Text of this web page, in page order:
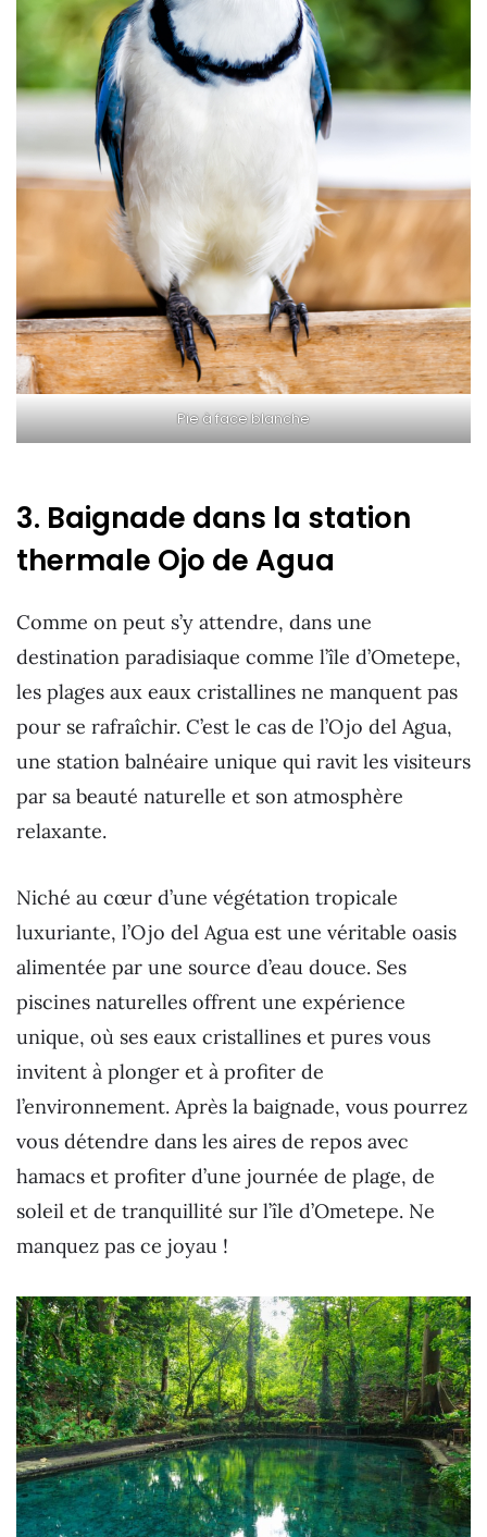
Pie à face blanche
3. Baignade dans la station
thermale Ojo de Agua
Comme on peut s’y attendre, dans une
destination paradisiaque comme l’île d’Ometepe,
les plages aux eaux cristallines ne manquent pas
pour se rafraîchir. C’est le cas de l’Ojo del Agua,
une station balnéaire unique qui ravit les visiteurs
par sa beauté naturelle et son atmosphère
relaxante.
Niché au cœur d’une végétation tropicale
luxuriante, l’Ojo del Agua est une véritable oasis
alimentée par une source d’eau douce. Ses
piscines naturelles offrent une expérience
unique, où ses eaux cristallines et pures vous
invitent à plonger et à profiter de
l’environnement. Après la baignade, vous pourrez
vous détendre dans les aires de repos avec
hamacs et profiter d’une journée de plage, de
soleil et de tranquillité sur l’île d’Ometepe. Ne
manquez pas ce joyau !